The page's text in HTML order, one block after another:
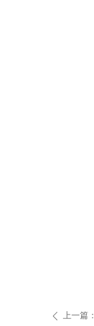
ꄴ 上一篇：